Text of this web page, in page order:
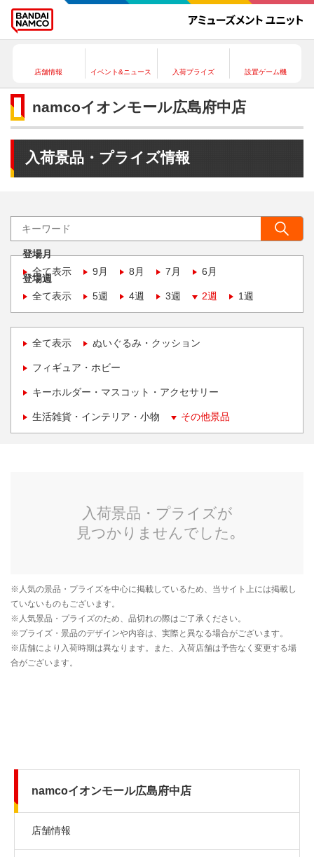
店舗情報 イベント&ニュース 入荷プライズ 設置ゲーム機
namcoイオンモール広島府中店
入荷景品・プライズ情報
登場月
全て表示
9月 8月 7月 6月
登場週
全て表示
5週 4週 3週 2週 1週
全て表示 ぬいぐるみ・クッション
フィギュア・ホビー
キーホルダー・マスコット・アクセサリー
生活雑貨・インテリア・小物 その他景品
namcoイオンモール広島府中店
店舗情報